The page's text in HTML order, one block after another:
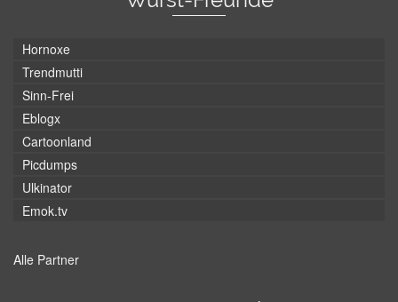
Hornoxe
Trendmutti
Sinn-Frei
Eblogx
Cartoonland
Picdumps
Ulkinator
Emok.tv
Alle Partner